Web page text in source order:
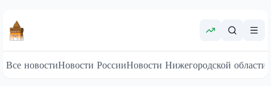
Все новостиНовости РоссииНовости Нижегородской области